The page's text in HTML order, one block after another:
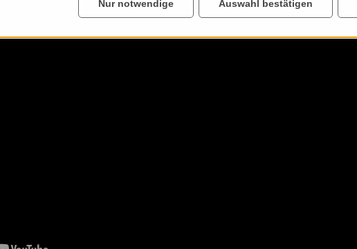
Nur notwendige Auswahl bestätigen